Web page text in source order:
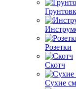
Розетки
Скотч
Сухие